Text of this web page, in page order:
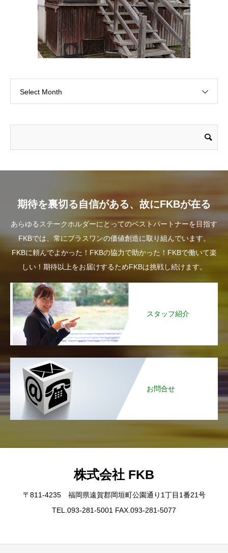
Select Month
期待を裏切る自信がある、故にFKBが在る
あらゆるステークホルダーにとってのベストパートナーを目指す
FKBでは、常にプラスワンの価値創造に取り組んでいます。
FKBに頼んでよかった！FKBの協力で助かった！FKBで働いて楽
しい！期待以上をお届けするためFKBは挑戦し続けます。
スタッフ紹介
お問合せ
株式会社 FKB
〒811-4235 福岡県遠賀郡岡垣町公園通り1丁目1番21号
TEL.093-281-5001 FAX.093-281-5077